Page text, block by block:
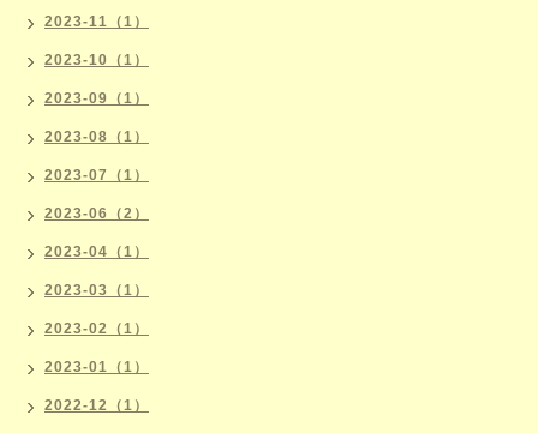
2023-11（1）
2023-10（1）
2023-09（1）
2023-08（1）
2023-07（1）
2023-06（2）
2023-04（1）
2023-03（1）
2023-02（1）
2023-01（1）
2022-12（1）